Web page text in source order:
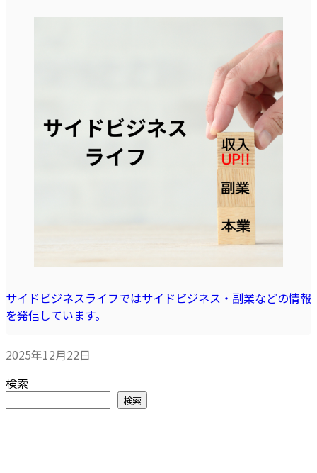
サイドビジネスライフではサイドビジネス・副業などの情報
を発信しています。
2025年12月22日
検索
検索